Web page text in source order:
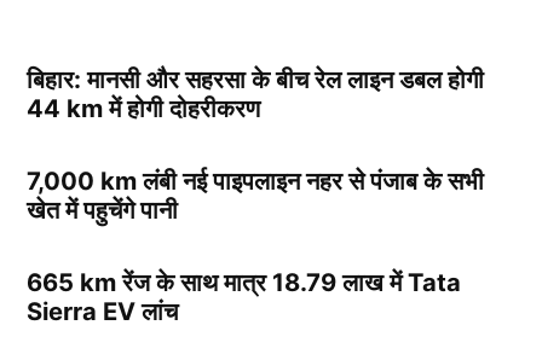
बिहार: मानसी और सहरसा के बीच रेल लाइन डबल होगी
44 km में होगी दोहरीकरण
7,000 km लंबी नई पाइपलाइन नहर से पंजाब के सभी
खेत में पहुचेंगे पानी
665 km रेंज के साथ मात्र 18.79 लाख में Tata
Sierra EV लांच